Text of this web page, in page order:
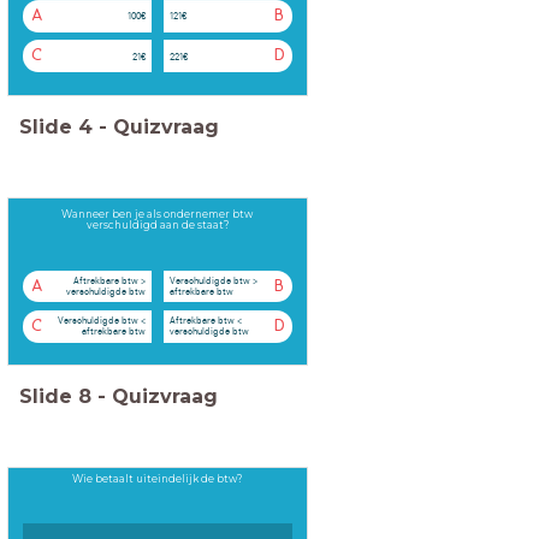
A 100€ B
121€
C 21€ D
221€
Slide 4 - Quizvraag
Wanneer ben je als ondernemer btw
verschuldigd aan de staat?
A
Aftrekbare btw >
verschuldigde btw
B
Verschuldigde btw >
aftrekbare btw
C
Verschuldigde btw <
aftrekbare btw
D
Aftrekbare btw <
verschuldigde btw
Slide 8 - Quizvraag
Wie betaalt uiteindelijk de btw?